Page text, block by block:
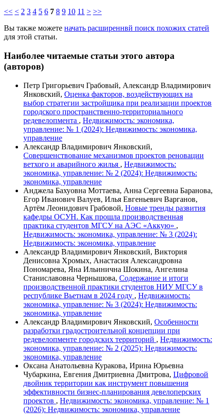
<< < 2 3 4 5 6 7 8 9 10 11 > >>
Вы также можете начать расширеннвй поиск похожих статей
для этой статьи.
Наиболее читаемые статьи этого автора
(авторов)
Петр Григорьевич Грабовый, Александр Владимирович
Янковский, Оценка факторов, воздействующих на
выбор стратегии застройщика при реализации проектов
городского пространственно-территориального
редевелопмента , Недвижимость: экономика,
управление: № 1 (2024): Недвижимость: экономика,
управление
Александр Владимирович Янковский,
Совершенствование механизмов проектов реновации
ветхого и аварийного жилья , Недвижимость:
экономика, управление: № 2 (2024): Недвижимость:
экономика, управление
Анджела Бахуовна Моттаева, Анна Сергеевна Баранова,
Егор Иванович Валуев, Илья Евгеньевич Варганов,
Артём Леонидович Грабовой, Новые тренды развития
кафедры ОСУН. Как прошла производственная
практика студентов МГСУ на АЭС «Аккую» ,
Недвижимость: экономика, управление: № 3 (2024):
Недвижимость: экономика, управление
Александр Владимирович Янковский, Виктория
Денисовна Хромых, Анастасия Александровна
Пономарева, Яна Ильинична Шокина, Ангелина
Станиславовна Чернышова, Содержание и итоги
производственной практики студентов НИУ МГСУ в
республике Вьетнам в 2024 году , Недвижимость:
экономика, управление: № 3 (2024): Недвижимость:
экономика, управление
Александр Владимирович Янковский, Особенности
разработки градостроительной концепции при
редевелопменте городских территорий , Недвижимость:
экономика, управление: № 2 (2025): Недвижимость:
экономика, управление
Оксана Анатольевна Куракова, Ирина Юрьевна
Чубаркина, Евгения Дмитриевна Дмитрова, Цифровой
двойник территории как инструмент повышения
эффективности бизнес-планирования девелоперских
проектов , Недвижимость: экономика, управление: № 1
(2026): Недвижимость: экономика, управление